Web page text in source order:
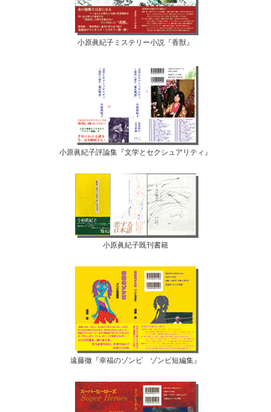
小原眞紀子ミステリー小説『香獣』
小原眞紀子評論集『文学とセクシュアリティ』
小原眞紀子既刊書籍
遠藤徹『幸福のゾンビ ゾンビ短編集』